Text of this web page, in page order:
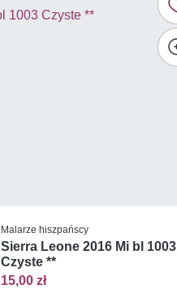
Malarze hiszpańscy
Sierra Leone 2016 Mi bl 1003
Czyste **
15,00 zł